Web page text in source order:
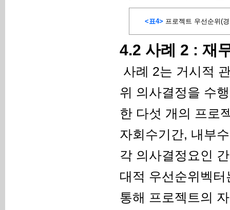
<표4> 프로젝트 우선순위(
4.2 사례 2 : 재
사례 2는 거시적
위 의사결정을 수
한 다섯 개의 프로
자회수기간, 내부
각 의사결정요인
대적 우선순위벡
통해 프로젝트의